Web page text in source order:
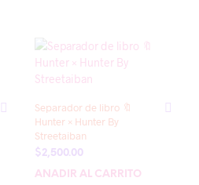
Separador de libro 🔖
Hunter × Hunter By
Streetaiban
$2,500.00
AÑADIR AL CARRITO